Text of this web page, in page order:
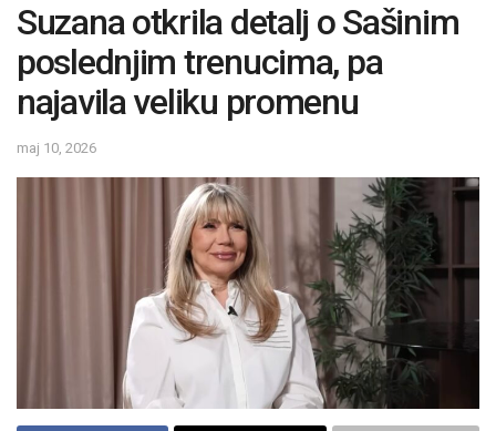
Suzana otkrila detalj o Sašinim
poslednjim trenucima, pa
najavila veliku promenu
maj 10, 2026